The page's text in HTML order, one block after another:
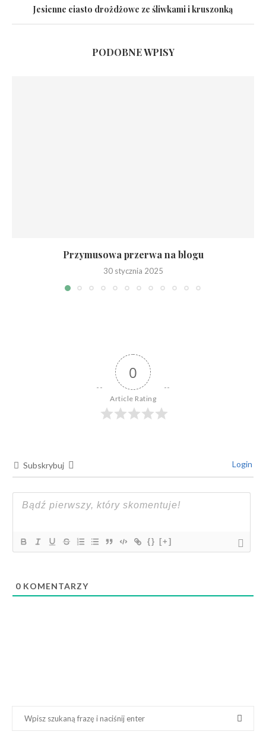
Jesienne ciasto drożdżowe ze śliwkami i kruszonką
PODOBNE WPISY
Przymusowa przerwa na blogu
30 stycznia 2025
0
Article Rating
Subskrybuj Login
{} [+]
0 KOMENTARZY